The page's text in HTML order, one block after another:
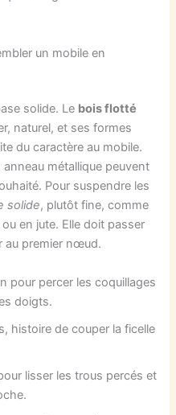
un mobile en
solide. Le bois flotté
naturel, et ses formes
du caractère au mobile.
métallique peuvent
Pour suspendre les
solide, plutôt fine, comme
en jute. Elle doit passer
au premier nœud.
pour percer les coquillages
doigts.
histoire de couper la ficelle
lisser les trous percés et